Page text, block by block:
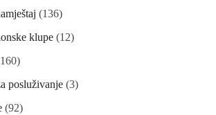
(136)
klupe (12)
posluživanje (3)
(92)